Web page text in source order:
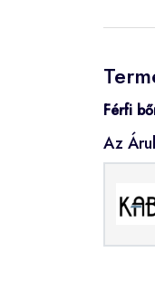
Férfi
Az